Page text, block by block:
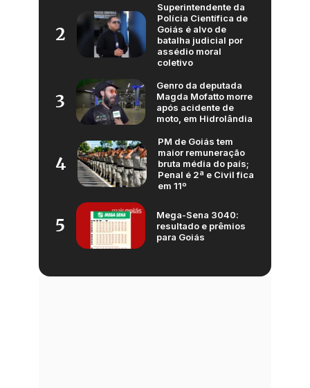
2
Superintendente da
Polícia Científica de
Goiás é alvo de
batalha judicial por
assédio moral
coletivo
3
Genro da deputada
Magda Mofatto morre
após acidente de
moto, em Hidrolândia
4
PM de Goiás tem
maior remuneração
bruta média do país;
Penal é 2ª e Civil fica
em 11º
5
Mega-Sena 3040:
resultado e prêmios
para Goiás